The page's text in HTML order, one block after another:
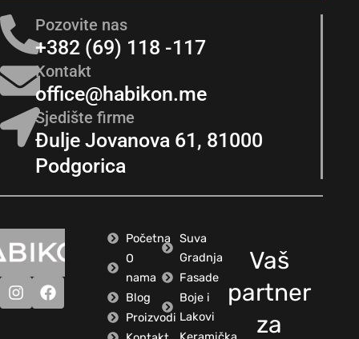
Pozovite nas
+382 (69) 118 -117
Kontakt
office@habikon.me
Sjedište firme
Đulje Jovanova 61, 81000
Podgorica
Početna
O
nama
Blog
Proizvodi
Suva
Gradnja
Fasade
Boje i
Lakovi
Vaš
partner
za